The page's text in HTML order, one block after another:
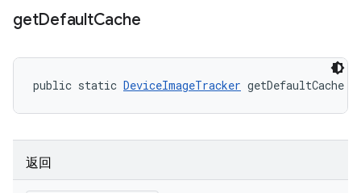
getDefaultCache
public static DeviceImageTracker getDefaultCache
返回